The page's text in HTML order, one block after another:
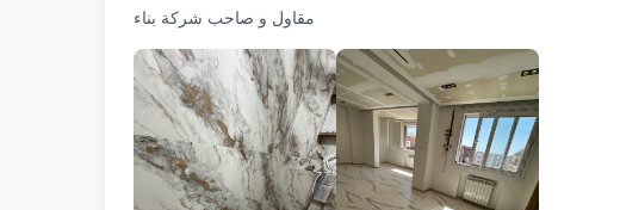
مقاول و صاحب شركة بناء